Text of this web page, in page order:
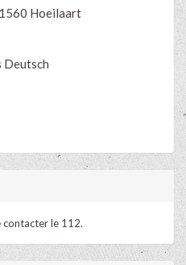
Hoeilaart
Deutsch
contacter le 112.